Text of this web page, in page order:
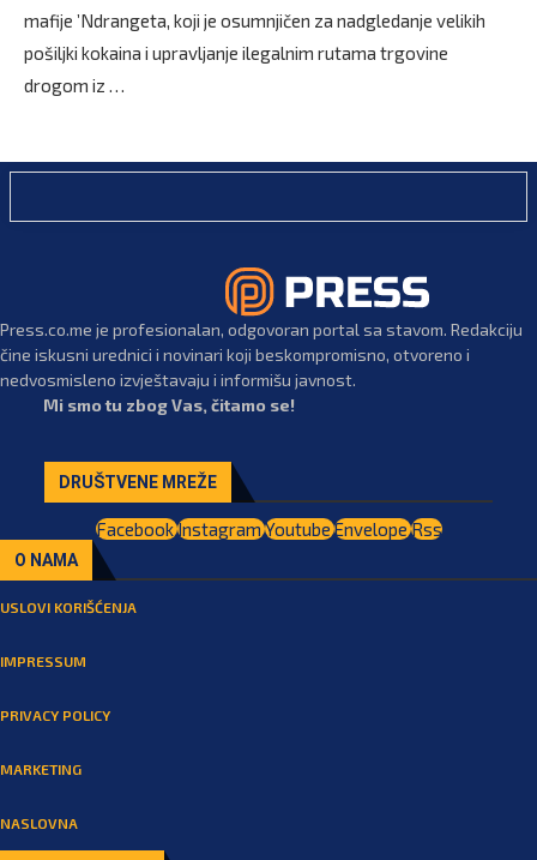
mafije ’Ndrangeta, koji je osumnjičen za nadgledanje velikih
pošiljki kokaina i upravljanje ilegalnim rutama trgovine
drogom iz …
Press.co.me je profesionalan, odgovoran portal sa stavom. Redakciju
čine iskusni urednici i novinari koji beskompromisno, otvoreno i
nedvosmisleno izvještavaju i informišu javnost.
Mi smo tu zbog Vas, čitamo se!
DRUŠTVENE MREŽE
FacebookInstagramYoutubeEnvelopeRss
O NAMA
USLOVI KORIŠĆENJA
IMPRESSUM
PRIVACY POLICY
MARKETING
NASLOVNA